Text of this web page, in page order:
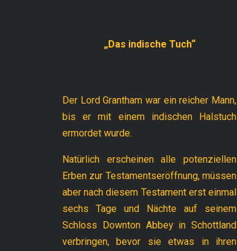
„Das indische Tuch“
Der Lord Grantham war ein reicher Mann,
bis er mit einem indischen Halstuch
ermordet wurde.
Natürlich erscheinen alle potenziellen
Erben zur Testamentseröffnung, müssen
aber nach diesem Testament erst einmal
sechs Tage und Nächte auf seinem
Schloss Downton Abbey in Schottland
verbringen, bevor sie etwas in ihren